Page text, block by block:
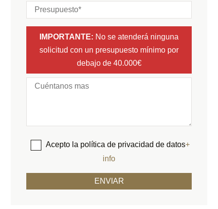
IMPORTANTE: No se atenderá ninguna
solicitud con un presupuesto mínimo por
debajo de 40.000€
Acepto la política de privacidad de datos+
info